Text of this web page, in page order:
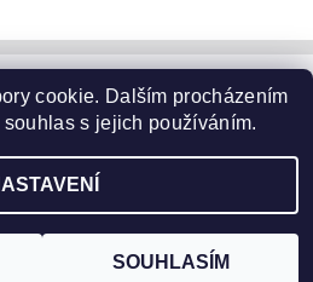
všechna práva vyhrazena
cookies
cookie. Dalším procházením
s jejich používáním.
SOUHLASÍM